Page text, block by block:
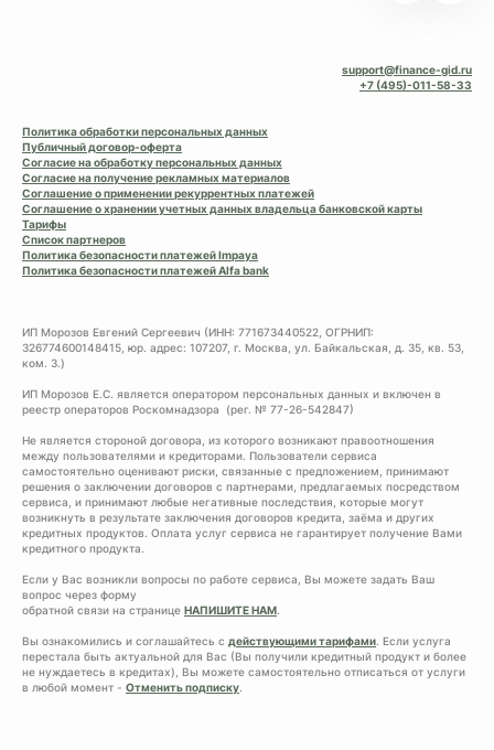
support@finance-gid.ru
+7 (495)-011-58-33
Политика обработки персональных данных
Публичный договор-оферта
Согласие на обработку персональных данных
Согласие на получение рекламных материалов
Соглашение о применении рекуррентных платежей
Соглашение о хранении учетных данных владельца банковской карты
Тарифы
Список партнеров
Политика безопасности платежей Impaya
Политика безопасности платежей Alfa bank
ИП Морозов Евгений Сергеевич (ИНН: 771673440522, ОГРНИП:
326774600148415, юр. адрес: 107207, г. Москва, ул. Байкальская, д. 35, кв. 53,
ком. 3.)
ИП Морозов Е.С. является оператором персональных данных и включен в
реестр операторов Роскомнадзора (рег. № 77-26-542847)
Не является стороной договора, из которого возникают правоотношения
между пользователями и кредиторами. Пользователи сервиса
самостоятельно оценивают риски, связанные с предложением, принимают
решения о заключении договоров с партнерами, предлагаемых посредством
сервиса, и принимают любые негативные последствия, которые могут
возникнуть в результате заключения договоров кредита, заёма и других
кредитных продуктов. Оплата услуг сервиса не гарантирует получение Вами
кредитного продукта.
Если у Вас возникли вопросы по работе сервиса, Вы можете задать Ваш
вопрос через форму
обратной связи на странице НАПИШИТЕ НАМ.
Вы ознакомились и соглашайтесь с действующими тарифами. Если услуга
перестала быть актуальной для Вас (Вы получили кредитный продукт и более
не нуждаетесь в кредитах), Вы можете самостоятельно отписаться от услуги
в любой момент - Отменить подписку.